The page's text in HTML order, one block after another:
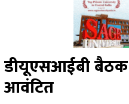
उत्तर प्रदेश न्यूज
बिहार न्यूज
उत्तराखंड न्यूज
महाराष्ट्र न्यूज
हिमाचल प्रदेश न्यूज
हरियाणा न्यूज
जबलपुर
रायपुर
डीयूएसआईबी
आवंटित